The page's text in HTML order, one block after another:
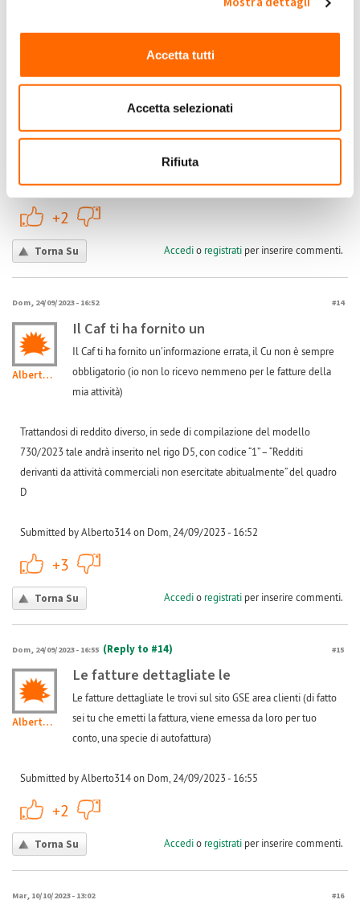
Accetta tutti
Accetta selezionati
Rifiuta
Gio, 27/07/2023 - 19:05 (Reply to #12) #13
dichiarazione 730
Submitted by Jackie on Gio, 27/07/2023 - 19:05
+2
Torna Su Accedio registratiper inserire commenti.
Dom, 24/09/2023 - 16:52 #14
Alberto314
Il Caf ti ha fornito un
Il Caf ti ha fornito un'informazione errata, il Cu non è sempre
obbligatorio (io non lo ricevo nemmeno per le fatture della
mia attività)
Trattandosi di reddito diverso, in sede di compilazione del modello
730/2023 tale andrà inserito nel rigo D5, con codice “1” – “Redditi
derivanti da attività commerciali non esercitate abitualmente” del quadro
D
Submitted by Alberto314 on Dom, 24/09/2023 - 16:52
+3
Torna Su Accedio registratiper inserire commenti.
Dom, 24/09/2023 - 16:55 (Reply to #14) #15
Alberto314
Le fatture dettagliate le
Le fatture dettagliate le trovi sul sito GSE area clienti (di fatto
sei tu che emetti la fattura, viene emessa da loro per tuo
conto, una specie di autofattura)
Submitted by Alberto314 on Dom, 24/09/2023 - 16:55
+2
Torna Su Accedio registratiper inserire commenti.
Mar, 10/10/2023 - 13:02 #16